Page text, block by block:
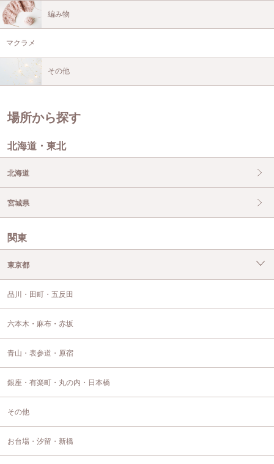
編み物
マクラメ
その他
場所から探す
北海道・東北
北海道
宮城県
関東
東京都
品川・田町・五反田
六本木・麻布・赤坂
青山・表参道・原宿
銀座・有楽町・丸の内・日本橋
その他
お台場・汐留・新橋